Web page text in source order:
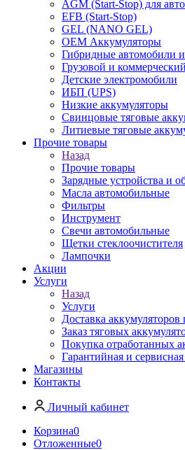
AGM (Start-Stop) для
EFB (Start-Stop)
GEL (NANO GEL)
OEM Аккумуляторы
Гибридные автомобили
Грузовой и
Детские электромобили
ИБП (UPS)
Низкие аккумуляторы
Свинцовые тяговые
Литиевые тяговые
Прочие товары
Назад
Прочие товары
Зарядные устройства и
Масла автомобильные
Фильтры
Инструмент
Свечи автомобильные
Щетки стеклоочистителя
Лампочки
Акции
Услуги
Назад
Услуги
Доставка аккумуляторов
Заказ тяговых
Покупка отработанных
Гарантийная и сервисная
Магазины
Контакты
Личный кабинет
Корзина0
Отложенные0